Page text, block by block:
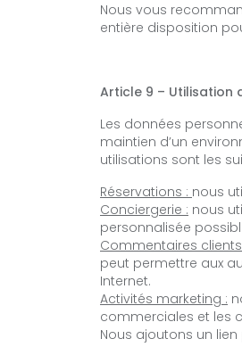
Nous vous
entière disposition
Article 9 – Utilisation
Les données
maintien d’un
utilisations sont les
Réservations : nous
Conciergerie : nous
personnalisée
Commentaires
peut permettre aux
Internet.
Activités marketing :
commerciales et les
Nous ajoutons un